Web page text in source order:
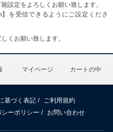
設定をよろしくお願い致します。
を受信できるようにご設定くださ
くお願い致します。
マイページ カートの中
基づく表記 /
ご利用規約
ーポリシー / お問い合わせ